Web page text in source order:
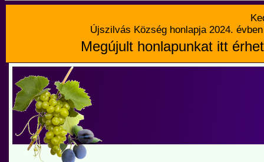
Újszilvás Község honlapja 2024.
Megújult honlapunkat itt